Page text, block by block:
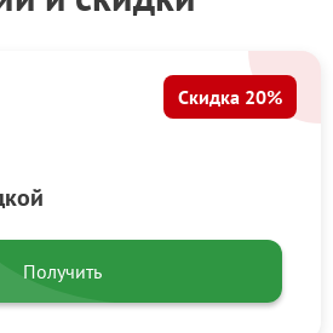
Скидка 20%
Получить